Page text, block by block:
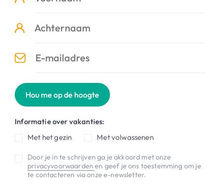
Hou me op de hoogte
Informatie over vakanties:
Met het gezin
Met volwassenen
Door je in te schrijven ga je akkoord met onze
privacyvoorwaardenen geef je ons toestemming om je
te contacteren via onze e-newsletter.